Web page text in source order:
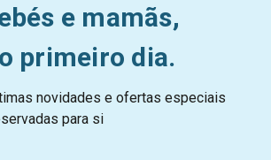
e mamãs,
primeiro dia.
novidades e ofertas especiais
para si